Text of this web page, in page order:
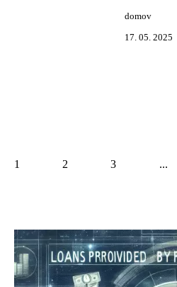
domov
17. 05. 2025
1 2 3 ...